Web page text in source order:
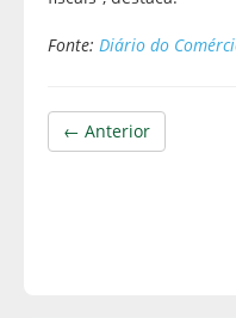
Fonte: Diário do
← Anterior